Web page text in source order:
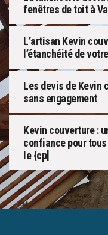
fenêtres de toit à
L’artisan Kevin
l’étanchéité de
Les devis de Kevin
sans engagement
Kevin couverture :
confiance pour
le {cp]